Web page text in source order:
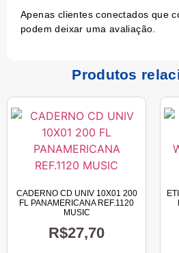
Apenas clientes conectados que
podem deixar uma avaliação.
Produtos
CADERNO CD UNIV 10X01 200
FL PANAMERICANA REF.1120
MUSIC
R$27,70